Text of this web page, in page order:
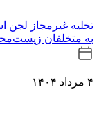
تخلیه غیرمجاز لجن
به متخلفان
۴ مرداد ۱۴۰۴